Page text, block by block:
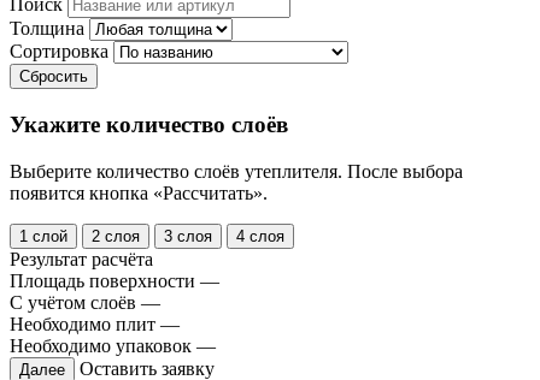
Поиск
Толщина
Сортировка
Сбросить
Укажите количество слоёв
Выберите количество слоёв утеплителя. После выбора
появится кнопка «Рассчитать».
1 слой 2 слоя 3 слоя 4 слоя
Результат расчёта
Площадь поверхности —
С учётом слоёв —
Необходимо плит —
Необходимо упаковок —
Далее
Оставить заявку